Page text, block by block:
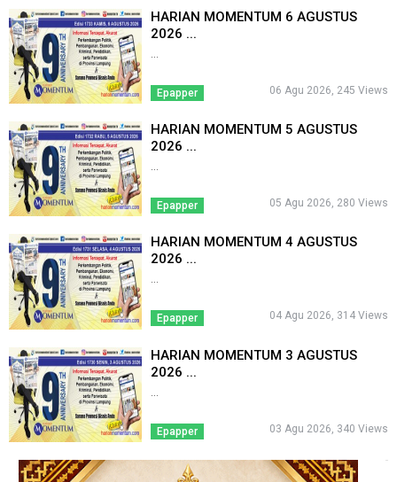
HARIAN MOMENTUM 6 AGUSTUS
2026 ...
...
Epapper 06 Agu 2026, 245 Views
HARIAN MOMENTUM 5 AGUSTUS
2026 ...
...
Epapper 05 Agu 2026, 280 Views
HARIAN MOMENTUM 4 AGUSTUS
2026 ...
...
Epapper 04 Agu 2026, 314 Views
HARIAN MOMENTUM 3 AGUSTUS
2026 ...
Epapper 03 Agu 2026, 340 Views